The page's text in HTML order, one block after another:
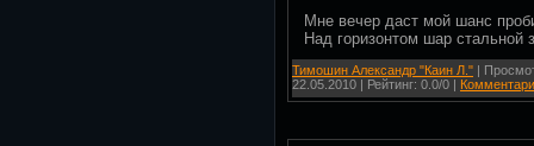
Мне вечер даст мой шанс
Над горизонтом шар стальной
Тимошин Александр "Каин Л." |
22.05.2010 | Рейтинг: 0.0/0 |